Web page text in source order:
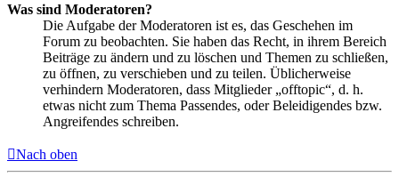
Was sind Moderatoren?
Die Aufgabe der Moderatoren ist es, das Geschehen im
Forum zu beobachten. Sie haben das Recht, in ihrem Bereich
Beiträge zu ändern und zu löschen und Themen zu schließen,
zu öffnen, zu verschieben und zu teilen. Üblicherweise
verhindern Moderatoren, dass Mitglieder „offtopic“, d. h.
etwas nicht zum Thema Passendes, oder Beleidigendes bzw.
Angreifendes schreiben.
Nach oben